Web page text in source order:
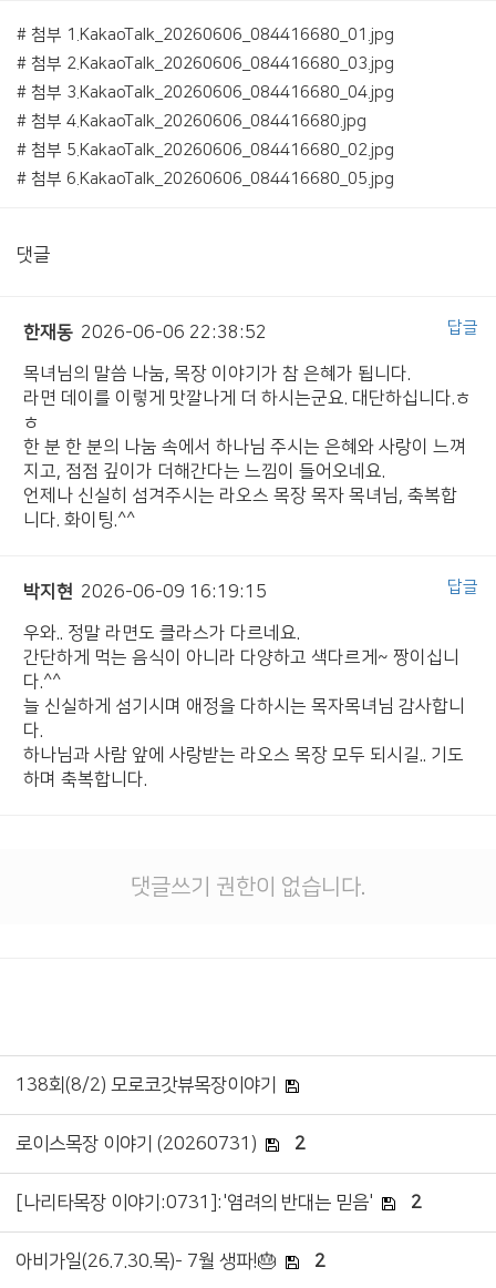
# 첨부 1.KakaoTalk_20260606_084416680_01.jpg
# 첨부 2.KakaoTalk_20260606_084416680_03.jpg
# 첨부 3.KakaoTalk_20260606_084416680_04.jpg
# 첨부 4.KakaoTalk_20260606_084416680.jpg
# 첨부 5.KakaoTalk_20260606_084416680_02.jpg
# 첨부 6.KakaoTalk_20260606_084416680_05.jpg
댓글
한재동 2026-06-06 22:38:52
목녀님의 말씀 나눔, 목장 이야기가 참 은혜가 됩니다.
라면 데이를 이렇게 맛깔나게 더 하시는군요. 대단하십니다.ㅎ
ㅎ
한 분 한 분의 나눔 속에서 하나님 주시는 은혜와 사랑이 느껴
지고, 점점 깊이가 더해간다는 느낌이 들어오네요.
언제나 신실히 섬겨주시는 라오스 목장 목자 목녀님, 축복합
니다. 화이팅.^^
답글
박지현 2026-06-09 16:19:15
우와.. 정말 라면도 클라스가 다르네요.
간단하게 먹는 음식이 아니라 다양하고 색다르게~ 짱이십니
다.^^
늘 신실하게 섬기시며 애정을 다하시는 목자목녀님 감사합니
다.
하나님과 사람 앞에 사랑받는 라오스 목장 모두 되시길.. 기도
하며 축복합니다.
답글
댓글쓰기 권한이 없습니다.
138회(8/2) 모로코갓뷰목장이야기
로이스목장 이야기 (20260731) 2
[나리타목장 이야기:0731]:'염려의 반대는 믿음' 2
아비가일(26.7.30.목)- 7월 생파!🎂 2